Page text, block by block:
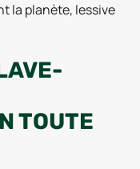
la planète, lessive
TOUTE